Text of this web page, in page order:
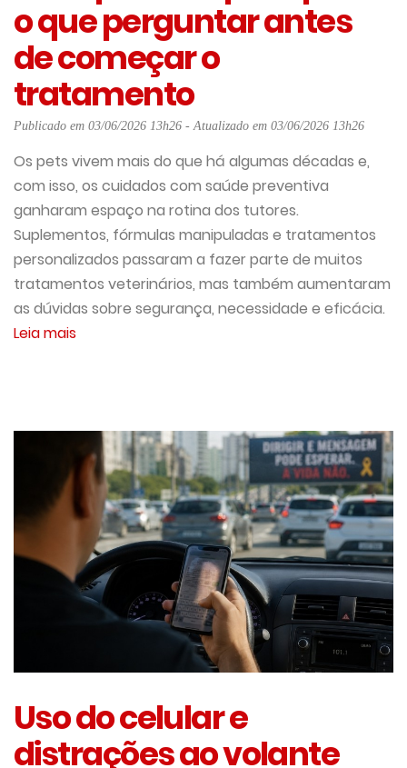
o que perguntar antes
de começar o
tratamento
Publicado em 03/06/2026 13h26 - Atualizado em 03/06/2026 13h26
Os pets vivem mais do que há algumas décadas e,
com isso, os cuidados com saúde preventiva
ganharam espaço na rotina dos tutores.
Suplementos, fórmulas manipuladas e tratamentos
personalizados passaram a fazer parte de muitos
tratamentos veterinários, mas também aumentaram
as dúvidas sobre segurança, necessidade e eficácia.
Leia mais
Uso do celular e
distrações ao volante